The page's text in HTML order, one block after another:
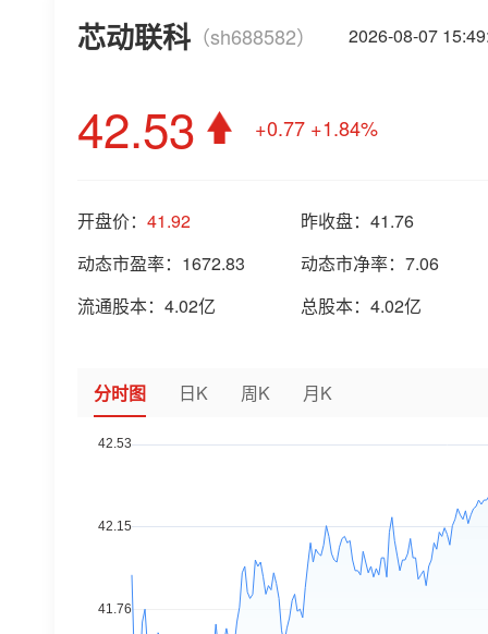
芯动联科 （sh688582） 2026-08-07
42.53 +0.77 +1.84%
开盘价： 41.92 昨收盘： 41.76
动态市盈率： 1672.83 动态市净率： 7.06
流通股本： 4.02亿 总股本： 4.02亿
分时图 日K 周K 月K